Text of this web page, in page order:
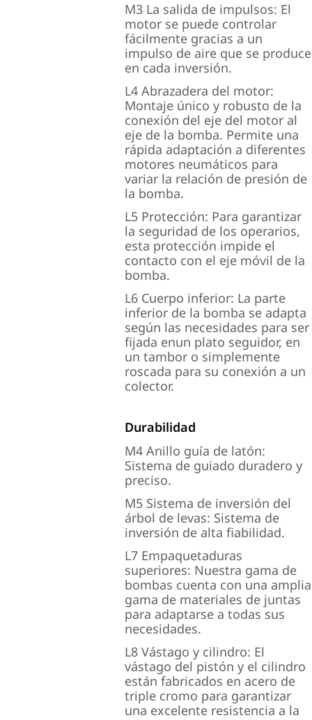
M3 La salida de impulsos: El
motor se puede controlar
fácilmente gracias a un
impulso de aire que se produce
en cada inversión.
L4 Abrazadera del motor:
Montaje único y robusto de la
conexión del eje del motor al
eje de la bomba. Permite una
rápida adaptación a diferentes
motores neumáticos para
variar la relación de presión de
la bomba.
L5 Protección: Para garantizar
la seguridad de los operarios,
esta protección impide el
contacto con el eje móvil de la
bomba.
L6 Cuerpo inferior: La parte
inferior de la bomba se adapta
según las necesidades para ser
fijada enun plato seguidor, en
un tambor o simplemente
roscada para su conexión a un
colector.
Durabilidad
M4 Anillo guía de latón:
Sistema de guiado duradero y
preciso.
M5 Sistema de inversión del
árbol de levas: Sistema de
inversión de alta fiabilidad.
L7 Empaquetaduras
superiores: Nuestra gama de
bombas cuenta con una amplia
gama de materiales de juntas
para adaptarse a todas sus
necesidades.
L8 Vástago y cilindro: El
vástago del pistón y el cilindro
están fabricados en acero de
triple cromo para garantizar
una excelente resistencia a la